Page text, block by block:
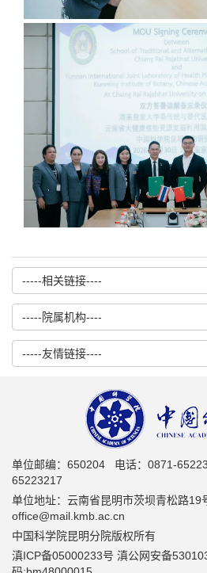
-----相关链接----
-----院属机构----
-----友情链接----
单位邮编：650204 电话：0871-
65223217
单位地址：云南省昆明市茨坝青松路
office@mail.kmb.ac.cn
中国科学院昆明分院版权所有
滇ICP备05000233号 滇公网安备